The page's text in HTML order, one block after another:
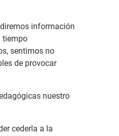
información
tiempo
sentimos no
de provocar
nuestro
cederla a la